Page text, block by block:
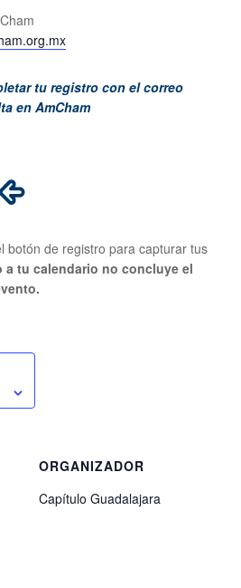
tu registro con el correo
en AmCham
botón de registro para capturar tus
a tu calendario no concluye el
ORGANIZADOR
Capítulo Guadalajara